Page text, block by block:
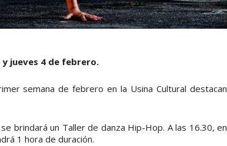
jueves 4 de febrero.
semana de febrero en la Usina Cultural destacan
brindará un Taller de danza Hip-Hop. A las 16.30, en
1 hora de duración.